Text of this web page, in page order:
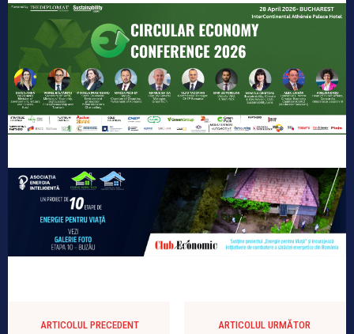
ARTICOLUL PRECEDENT ARTICOLUL URMĂTOR